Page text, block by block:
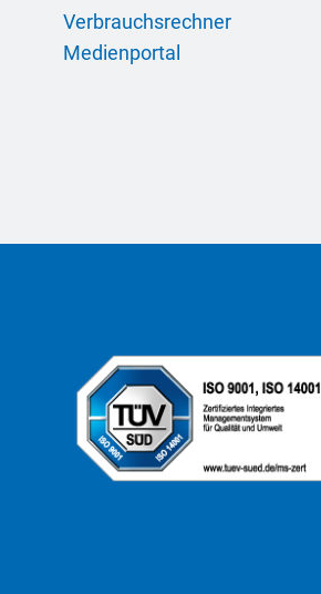
Verbrauchsrechner
Medienportal